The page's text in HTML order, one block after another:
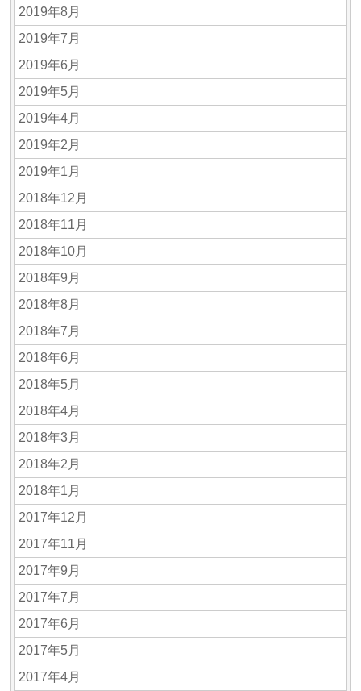
2019年8月
2019年7月
2019年6月
2019年5月
2019年4月
2019年2月
2019年1月
2018年12月
2018年11月
2018年10月
2018年9月
2018年8月
2018年7月
2018年6月
2018年5月
2018年4月
2018年3月
2018年2月
2018年1月
2017年12月
2017年11月
2017年9月
2017年7月
2017年6月
2017年5月
2017年4月